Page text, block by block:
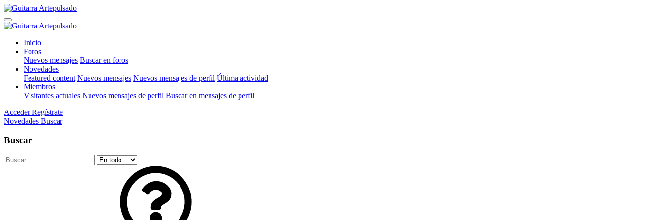
Inicio
Foros
Nuevos mensajes Buscar en foros
Novedades
Featured content Nuevos mensajes Nuevos mensajes de perfil Última actividad
Miembros
Visitantes actuales Nuevos mensajes de perfil Buscar en mensajes de perfil
Acceder Regístrate
Novedades Buscar
Buscar